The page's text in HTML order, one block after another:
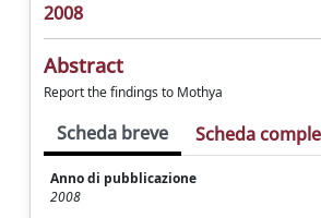
2008
Abstract
Report the findings to Mothya
Scheda breve Scheda
Anno di pubblicazione
2008